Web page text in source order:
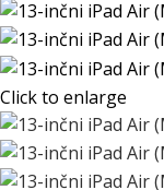
Click to enlarge